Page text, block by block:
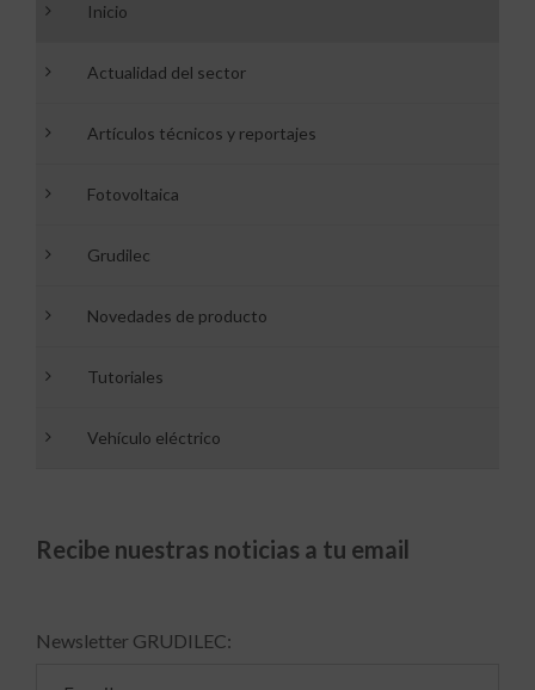
Inicio
Actualidad del sector
Artículos técnicos y reportajes
Fotovoltaica
Grudilec
Novedades de producto
Tutoriales
Vehículo eléctrico
Recibe nuestras noticias a tu email
Newsletter GRUDILEC: